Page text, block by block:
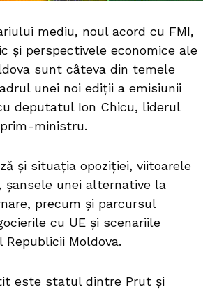
mediu, noul acord cu FMI,
și perspectivele economice ale
sunt câteva din temele
unei noi ediții a emisiunii
deputatul Ion Chicu, liderul
ministru.
și situația opoziției, viitoarele
șansele unei alternative la
precum și parcursul
cu UE și scenariile
Republicii Moldova.
este statul dintre Prut și